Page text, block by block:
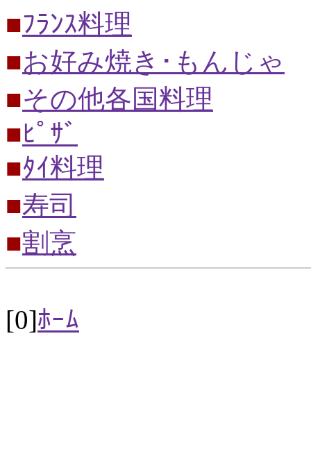
■ﾌﾗﾝｽ料理
■お好み焼き･もんじゃ
■その他各国料理
■ﾋﾟｻﾞ
■ﾀｲ料理
■寿司
■割烹
[0]ﾎｰﾑ